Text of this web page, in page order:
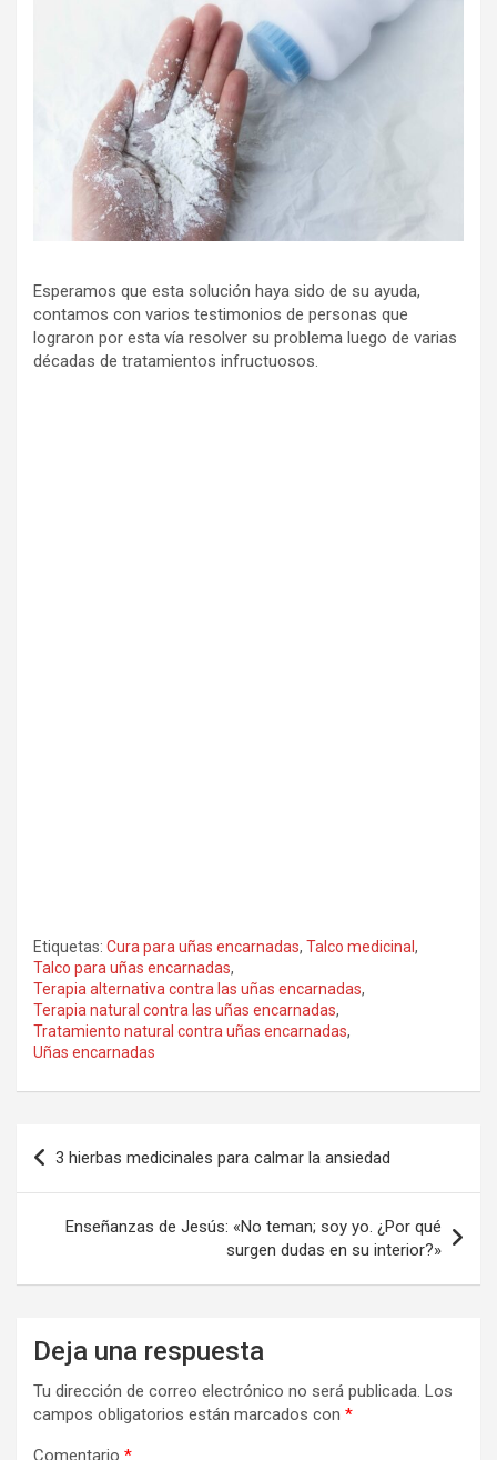
Esperamos que esta solución haya sido de su ayuda,
contamos con varios testimonios de personas que
lograron por esta vía resolver su problema luego de varias
décadas de tratamientos infructuosos.
Etiquetas: Cura para uñas encarnadas, Talco medicinal,
Talco para uñas encarnadas,
Terapia alternativa contra las uñas encarnadas,
Terapia natural contra las uñas encarnadas,
Tratamiento natural contra uñas encarnadas,
Uñas encarnadas
Navegación
de
entradas
3 hierbas medicinales para calmar la ansiedad
Enseñanzas de Jesús: «No teman; soy yo. ¿Por qué
surgen dudas en su interior?»
Deja una respuesta
Tu dirección de correo electrónico no será publicada. Los
campos obligatorios están marcados con *
Comentario *